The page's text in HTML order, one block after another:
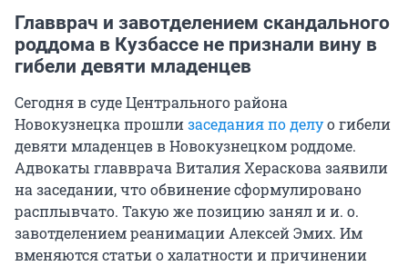
Главврач и завотделением скандального
роддома в Кузбассе не признали вину в
гибели девяти младенцев
Сегодня в суде Центрального района
Новокузнецка прошлизаседания по делуо гибели
девяти младенцев в Новокузнецком роддоме.
Адвокаты главврача Виталия Хераскова заявили
на заседании, что обвинение сформулировано
расплывчато. Такую же позицию занял и и. о.
завотделением реанимации Алексей Эмих. Им
вменяются статьи о халатности и причинении